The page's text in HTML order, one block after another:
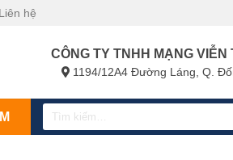
Liên hệ
CÔNG TY TNHH MẠNG VIỄN
1194/12A4 Đường Láng, Q.
Tìm